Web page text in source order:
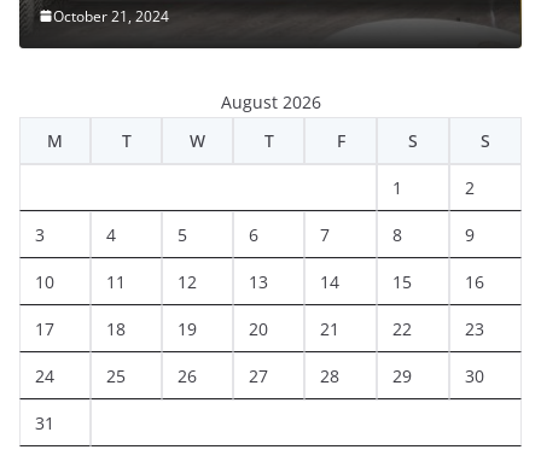
October 21, 2024
August 2026
M
T W T F S S
1 2
3 4 5 6 7 8 9
10 11 12 13 14 15 16
17 18 19 20 21 22 23
24 25 26 27 28 29 30
31